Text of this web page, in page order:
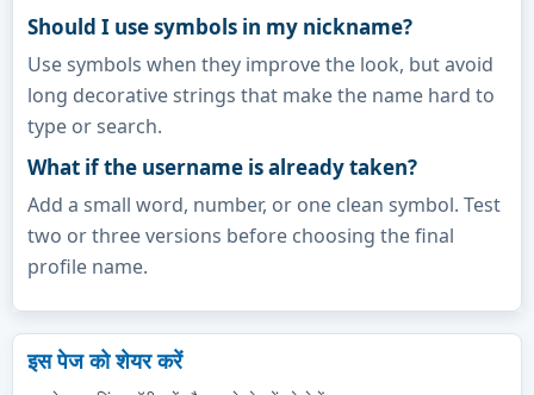
Should I use symbols in my nickname?
Use symbols when they improve the look, but avoid
long decorative strings that make the name hard to
type or search.
What if the username is already taken?
Add a small word, number, or one clean symbol. Test
two or three versions before choosing the final
profile name.
इस पेज को शेयर करें